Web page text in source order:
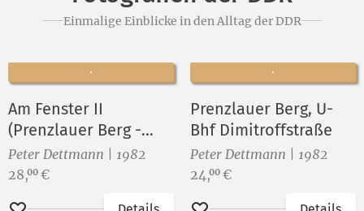
Einmalige Einblicke in den Alltag der DDR
Am Fenster II
(Prenzlauer Berg -
Gleimkiez)
Peter Dettmann | 1982
Preis:
28,00 €
Prenzlauer Berg, U-
Bhf Dimitroffstraße
Peter Dettmann | 1982
Preis:
24,00 €